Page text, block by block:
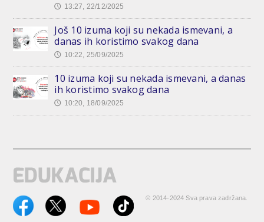
🕔 13:27, 22/12/2025
Još 10 izuma koji su nekada ismevani, a
danas ih koristimo svakog dana
🕔 10:22, 25/09/2025
10 izuma koji su nekada ismevani, a danas
ih koristimo svakog dana
🕔 10:20, 18/09/2025
© 2014-2024 Sva prava zadržana.